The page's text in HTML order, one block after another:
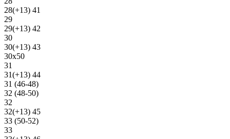
28(+13) 41
29
29(+13) 42
30
30(+13) 43
30х50
31
31(+13) 44
31 (46-48)
32 (48-50)
32
32(+13) 45
33 (50-52)
33